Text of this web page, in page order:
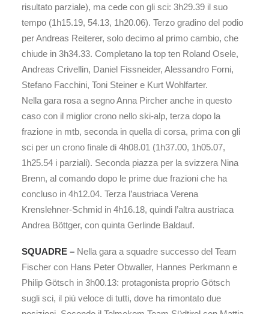
risultato parziale), ma cede con gli sci: 3h29.39 il suo
tempo (1h15.19, 54.13, 1h20.06). Terzo gradino del podio
per Andreas Reiterer, solo decimo al primo cambio, che
chiude in 3h34.33. Completano la top ten Roland Osele,
Andreas Crivellin, Daniel Fissneider, Alessandro Forni,
Stefano Facchini, Toni Steiner e Kurt Wohlfarter.
Nella gara rosa a segno Anna Pircher anche in questo
caso con il miglior crono nello ski-alp, terza dopo la
frazione in mtb, seconda in quella di corsa, prima con gli
sci per un crono finale di 4h08.01 (1h37.00, 1h05.07,
1h25.54 i parziali). Seconda piazza per la svizzera Nina
Brenn, al comando dopo le prime due frazioni che ha
concluso in 4h12.04. Terza l’austriaca Verena
Krenslehner-Schmid in 4h16.18, quindi l’altra austriaca
Andrea Böttger, con quinta Gerlinde Baldauf.
SQUADRE – Nella gara a squadre successo del Team
Fischer con Hans Peter Obwaller, Hannes Perkmann e
Philip Götsch in 3h00.13: protagonista proprio Götsch
sugli sci, il più veloce di tutti, dove ha rimontato due